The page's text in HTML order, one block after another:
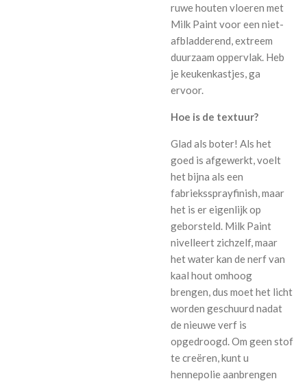
ruwe houten vloeren met
Milk Paint voor een niet-
afbladderend, extreem
duurzaam oppervlak. Heb
je keukenkastjes, ga
ervoor.
Hoe is de textuur?
Glad als boter! Als het
goed is afgewerkt, voelt
het bijna als een
fabriekssprayfinish, maar
het is er eigenlijk op
geborsteld. Milk Paint
nivelleert zichzelf, maar
het water kan de nerf van
kaal hout omhoog
brengen, dus moet het licht
worden geschuurd nadat
de nieuwe verf is
opgedroogd. Om geen stof
te creëren, kunt u
hennepolie aanbrengen